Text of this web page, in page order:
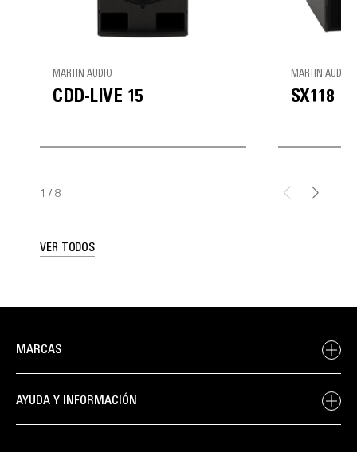
MARTIN AUDIO
CDD-LIVE 15
MARTIN AUDIO
SX118
1 / 8
VER TODOS
MARCAS
AYUDA Y INFORMACIÓN